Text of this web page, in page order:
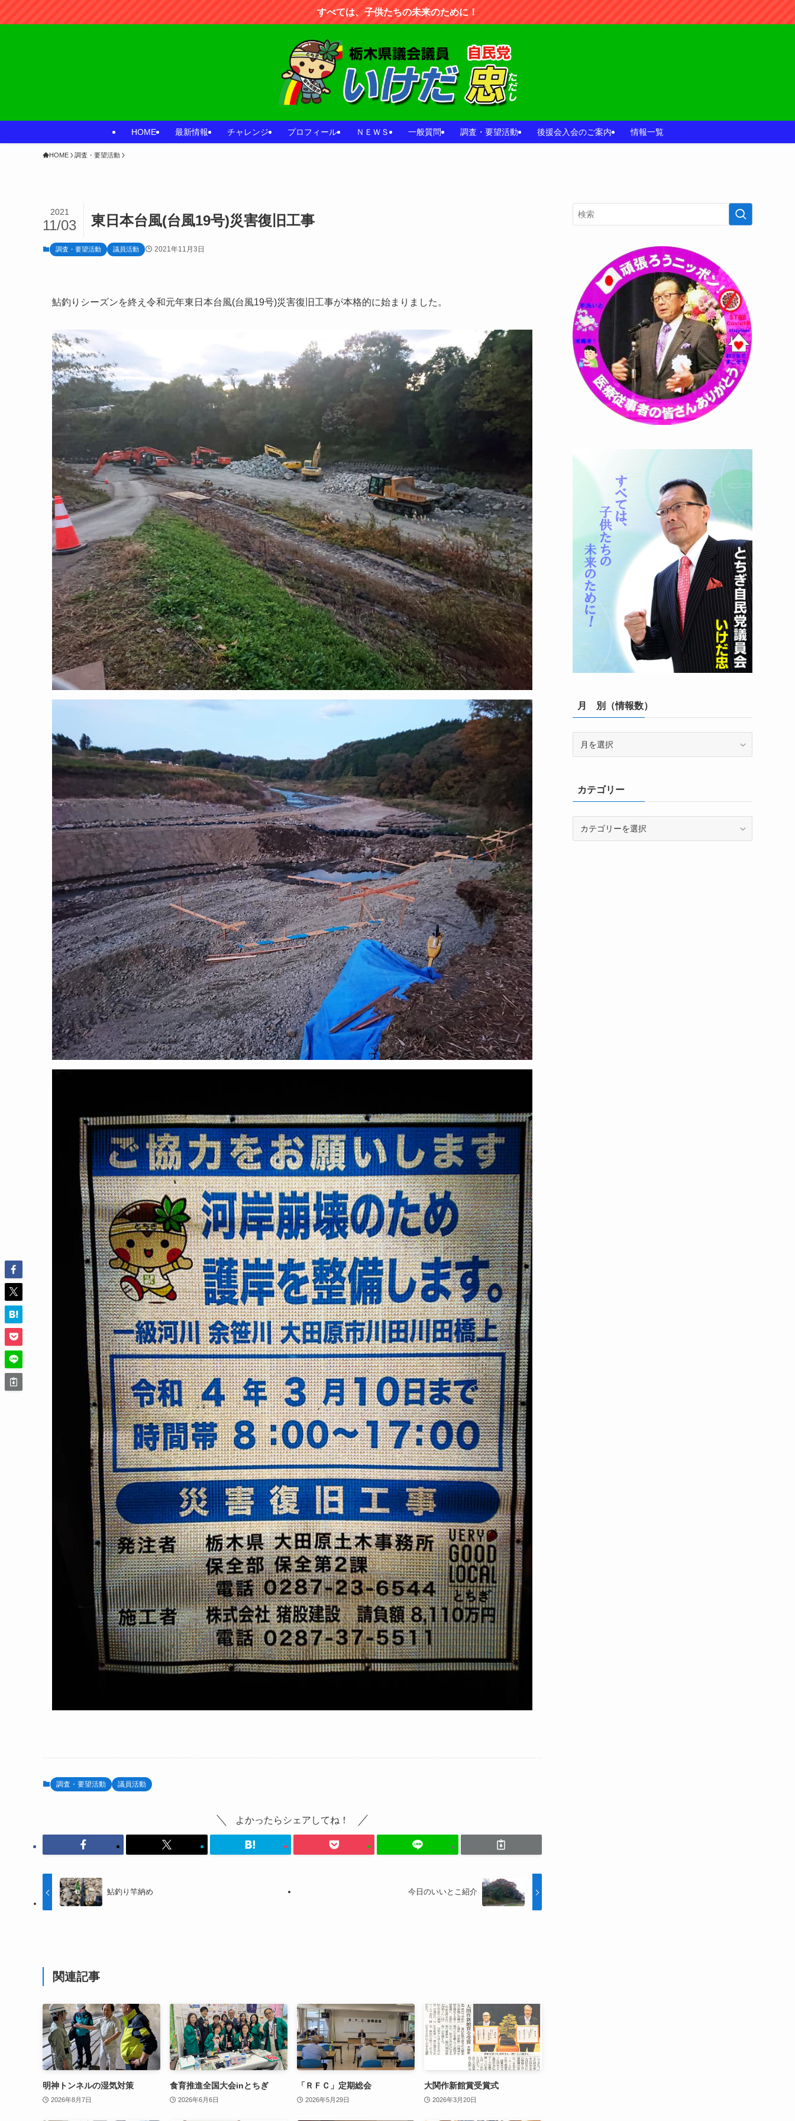
すべては、子供たちの未来のために！
HOME 最新情報 チャレンジ プロフィール ＮＥＷＳ 一般質問 調査・要望活動 後援会入会のご案内 情報一覧
HOME 調査・要望活動
東日本台風(台風19号)災害復旧工事
2021
11/03
調査・要望活動 議員活動 2021年11月3日
鮎釣りシーズンを終え令和元年東日本台風(台風19号)災害復旧工事が本格的に始まりました。
調査・要望活動 議員活動
よかったらシェアしてね！
鮎釣り竿納め 今日のいいとこ紹介
関連記事
明神トンネルの湿気対策
2026年8月7日
食育推進全国大会inとちぎ
2026年6月6日
「ＲＦＣ」定期総会
2026年5月29日
大関作新館賞受賞式
2026年3月20日
月 別（情報数）
数）
カテゴリー